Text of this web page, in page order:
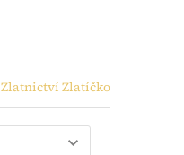
Zlatnictví Zlatíčko